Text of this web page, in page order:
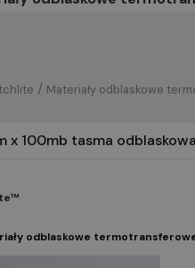
Materiały odblaskowe
/
x 100mb tasma odblaskowa
odblaskowe